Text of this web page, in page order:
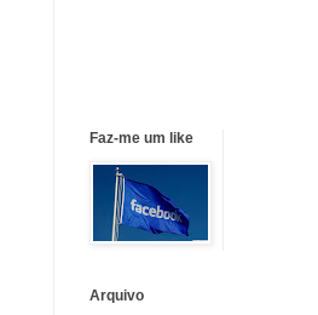
Faz-me um like
Arquivo